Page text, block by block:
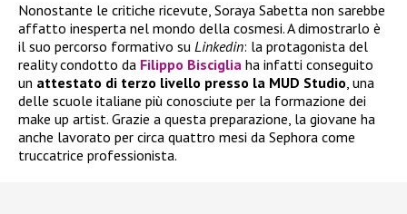
Nonostante le critiche ricevute, Soraya Sabetta non sarebbe
affatto inesperta nel mondo della cosmesi. A dimostrarlo è
il suo percorso formativo su Linkedin: la protagonista del
reality condotto da Filippo Bisciglia ha infatti conseguito
un attestato di terzo livello presso la MUD Studio, una
delle scuole italiane più conosciute per la formazione dei
make up artist. Grazie a questa preparazione, la giovane ha
anche lavorato per circa quattro mesi da Sephora come
truccatrice professionista.